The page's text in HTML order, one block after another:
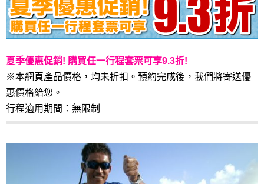
夏季優惠促銷! 購買任一行程套票可享9.3折!
※本網頁產品價格，均未折扣。預約完成後，我們將寄送優
惠價格給您。
行程適用期間：無限制